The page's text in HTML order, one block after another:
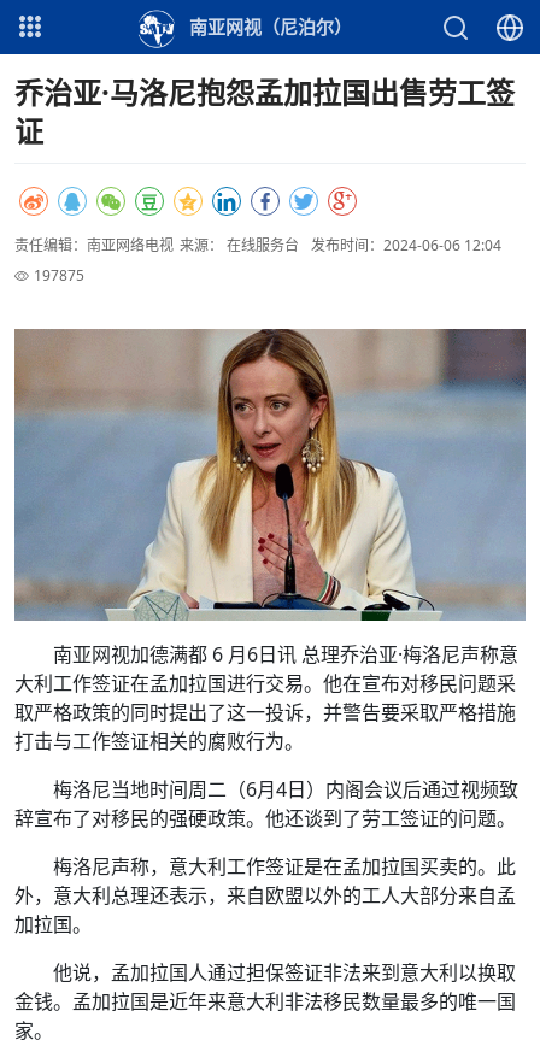
南亚网视（尼泊尔）
乔治亚·马洛尼抱怨孟加拉国出售劳工签
证
责任编辑：南亚网络电视 来源： 在线服务台
发布时间：2024-06-06 12:04
197875
南亚网视加德满都 6 月6日讯 总理乔治亚·梅洛尼声称意
大利工作签证在孟加拉国进行交易。他在宣布对移民问题采
取严格政策的同时提出了这一投诉，并警告要采取严格措施
打击与工作签证相关的腐败行为。
梅洛尼当地时间周二（6月4日）内阁会议后通过视频致
辞宣布了对移民的强硬政策。他还谈到了劳工签证的问题。
梅洛尼声称，意大利工作签证是在孟加拉国买卖的。此
外，意大利总理还表示，来自欧盟以外的工人大部分来自孟
加拉国。
他说，孟加拉国人通过担保签证非法来到意大利以换取
金钱。孟加拉国是近年来意大利非法移民数量最多的唯一国
家。